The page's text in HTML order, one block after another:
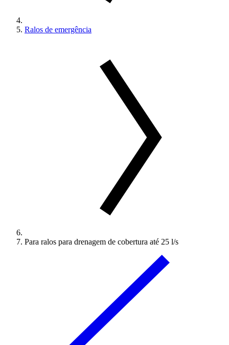
Ralos de emergência
Para ralos para drenagem de cobertura até 25 l/s